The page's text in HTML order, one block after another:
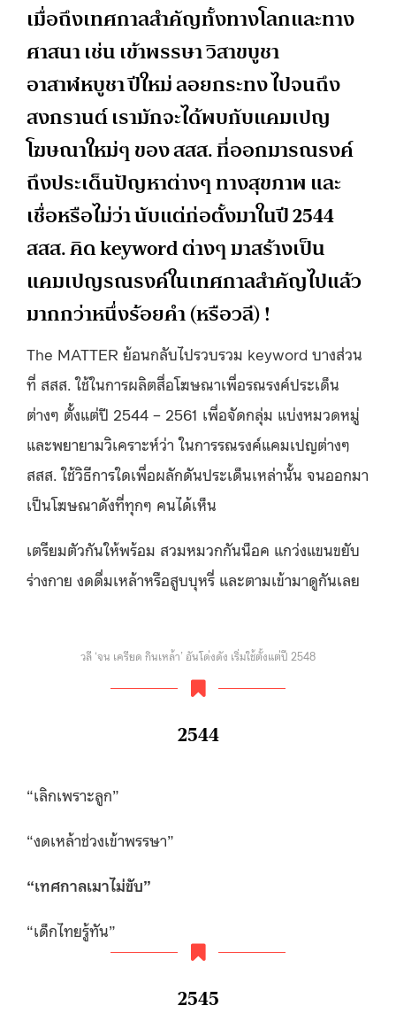
เมื่อถึงเทศกาลสำคัญทั้งทางโลกและทาง
ศาสนา เช่น เข้าพรรษา วิสาขบูชา
อาสาฬหบูชา ปีใหม่ ลอยกระทง ไปจนถึง
สงกรานต์ เรามักจะได้พบกับแคมเปญ
โฆษณาใหม่ๆ ของ สสส. ที่ออกมารณรงค์
ถึงประเด็นปัญหาต่างๆ ทางสุขภาพ และ
เชื่อหรือไม่ว่า นับแต่ก่อตั้งมาในปี 2544
สสส. คิด keyword ต่างๆ มาสร้างเป็น
แคมเปญรณรงค์ในเทศกาลสำคัญไปแล้ว
มากกว่าหนึ่งร้อยคำ (หรือวลี) !
The MATTER ย้อนกลับไปรวบรวม keyword บางส่วน
ที่ สสส. ใช้ในการผลิตสื่อโฆษณาเพื่อรณรงค์ประเด็น
ต่างๆ ตั้งแต่ปี 2544 – 2561 เพื่อจัดกลุ่ม แบ่งหมวดหมู่
และพยายามวิเคราะห์ว่า ในการรณรงค์แคมเปญต่างๆ
สสส. ใช้วิธีการใดเพื่อผลักดันประเด็นเหล่านั้น จนออกมา
เป็นโฆษณาดังที่ทุกๆ คนได้เห็น
เตรียมตัวกันให้พร้อม สวมหมวกกันน็อค แกว่งแขนขยับ
ร่างกาย งดดื่มเหล้าหรือสูบบุหรี่ และตามเข้ามาดูกันเลย
วลี ‘จน เครียด กินเหล้า’ อันโด่งดัง เริ่มใช้ตั้งแต่ปี 2548
2544
“เลิกเพราะลูก”
“งดเหล้าช่วงเข้าพรรษา”
“เทศกาลเมาไม่ขับ”
“เด็กไทยรู้ทัน”
2545